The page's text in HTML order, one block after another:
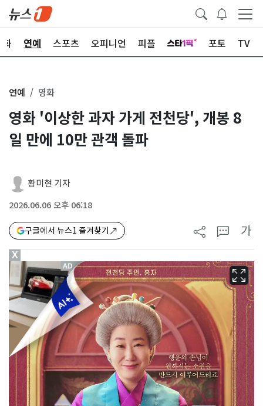
화 연예 스포츠 오피니언 피플 포토 TV
연예 영화
영화 '이상한 과자 가게 전천당', 개봉 8
일 만에 10만 관객 돌파
황미현 기자
2026.06.06 오후 06:18
구글에서 뉴스1 즐겨찾기 가
X